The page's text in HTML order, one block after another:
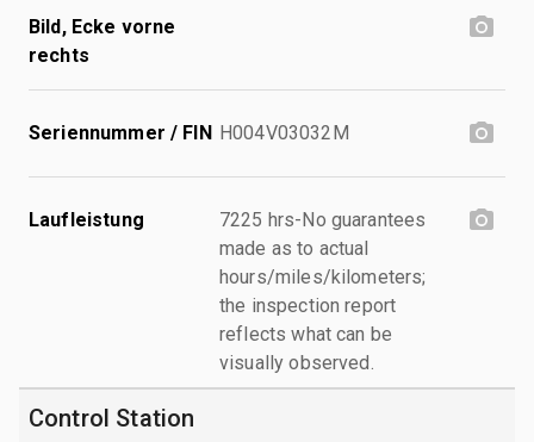
Bild, Ecke vorne
rechts
Seriennummer / FIN H004V03032M
Laufleistung
7225 hrs-No guarantees
made as to actual
hours/miles/kilometers;
the inspection report
reflects what can be
visually observed.
Control Station